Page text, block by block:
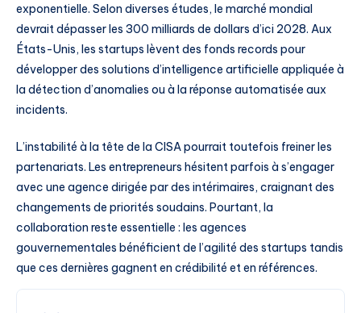
exponentielle. Selon diverses études, le marché mondial
devrait dépasser les 300 milliards de dollars d’ici 2028. Aux
États-Unis, les startups lèvent des fonds records pour
développer des solutions d’intelligence artificielle appliquée à
la détection d’anomalies ou à la réponse automatisée aux
incidents.
L’instabilité à la tête de la CISA pourrait toutefois freiner les
partenariats. Les entrepreneurs hésitent parfois à s’engager
avec une agence dirigée par des intérimaires, craignant des
changements de priorités soudains. Pourtant, la
collaboration reste essentielle : les agences
gouvernementales bénéficient de l’agilité des startups tandis
que ces dernières gagnent en crédibilité et en références.